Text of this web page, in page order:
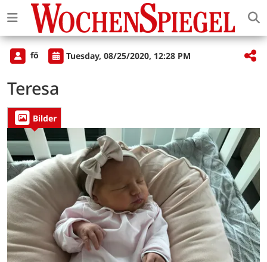
fö Tuesday, 08/25/2020, 12:28 PM
Teresa
Bilder